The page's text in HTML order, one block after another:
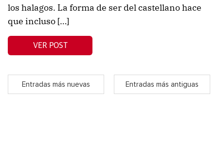
los halagos. La forma de ser del castellano hace
que incluso […]
VER POST
Entradas más nuevas Entradas más antiguas